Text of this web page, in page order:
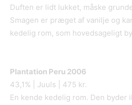
Duften er lidt lukket, måske
Smagen er præget af vanilje og
kedelig rom, som hovedsageligt
Plantation Peru 2006
43,1% | Juuls | 475 kr.
En kende kedelig rom. Den byder